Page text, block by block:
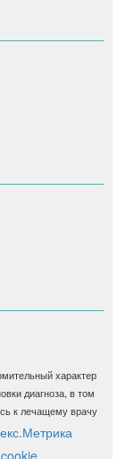
характер
диагноза, в том
к лечащему врачу